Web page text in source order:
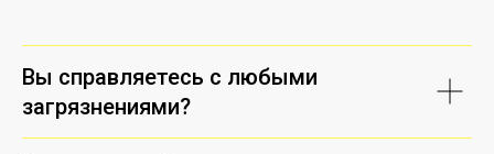
Вы справляетесь с любыми
загрязнениями?